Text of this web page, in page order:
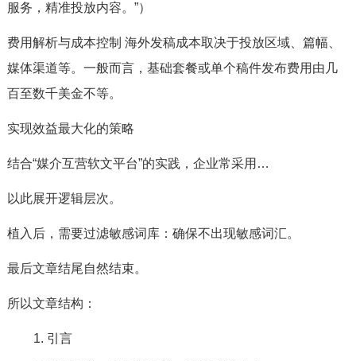
服务，精准投放内容。”）
费用解析与成本控制 海外发稿成本取决于投放区域、篇幅、
媒体渠道等。一般而言，基础套餐或单个稿件发布费用由几
百至数千美金不等。
实现效益最大化的策略
结合“媒介互营软文平台”的实践，企业常采用…
以此展开逻辑层次。
植入后，需要过滤敏感词库：确保不出现敏感词汇。
最后文章结尾自然结束。
所以文章结构：
引言